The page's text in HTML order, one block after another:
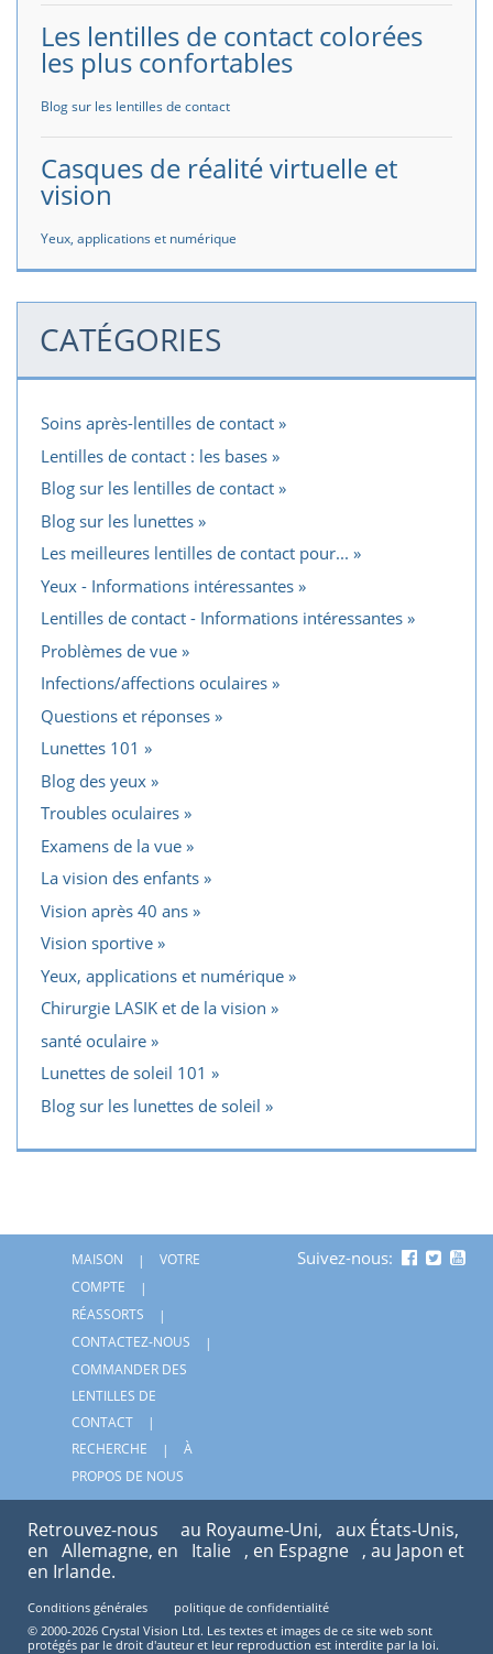
Les lentilles de contact colorées
les plus confortables
Blog sur les lentilles de contact
Casques de réalité virtuelle et
vision
Yeux, applications et numérique
CATÉGORIES
Soins après-lentilles de contact
Lentilles de contact : les bases
Blog sur les lentilles de contact
Blog sur les lunettes
Les meilleures lentilles de contact pour...
Yeux - Informations intéressantes
Lentilles de contact - Informations intéressantes
Problèmes de vue
Infections/affections oculaires
Questions et réponses
Lunettes 101
Blog des yeux
Troubles oculaires
Examens de la vue
La vision des enfants
Vision après 40 ans
Vision sportive
Yeux, applications et numérique
Chirurgie LASIK et de la vision
santé oculaire
Lunettes de soleil 101
Blog sur les lunettes de soleil
MAISON
VOTRE
COMPTE
RÉASSORTS
CONTACTEZ-NOUS
COMMANDER DES
LENTILLES DE
CONTACT
RECHERCHE
À
PROPOS DE NOUS
Suivez-nous:
Retrouvez-nous au Royaume-Uni, aux États-Unis,
en Allemagne, en Italie , en Espagne , au Japon et
en Irlande.
Conditions générales
politique de confidentialité
© 2000-2026 Crystal Vision Ltd. Les textes et images de ce site web sont
protégés par le droit d'auteur et leur reproduction est interdite par la loi.